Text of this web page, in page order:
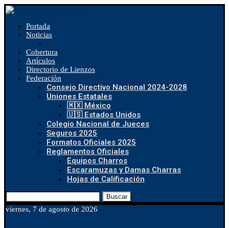
Portada
Noticias
Cobertura
Artículos
Directorio de Lienzos
Federación
Consejo Directivo Nacional 2024-2028
Uniones Estatales
🇲🇽 México
🇺🇸 Estados Unidos
Colegio Nacional de Jueces
Seguros 2025
Formatos Oficiales 2025
Reglamentos Oficiales
Equipos Charros
Escaramuzas y Damas Charras
Hojas de Calificación
Buscar
viernes, 7 de agosto de 2026